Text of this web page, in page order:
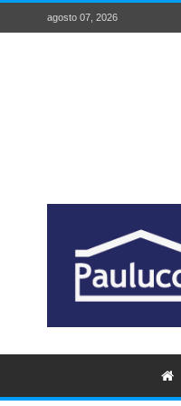
agosto 07, 2026